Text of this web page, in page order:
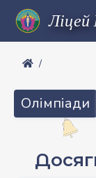
Олімпіади